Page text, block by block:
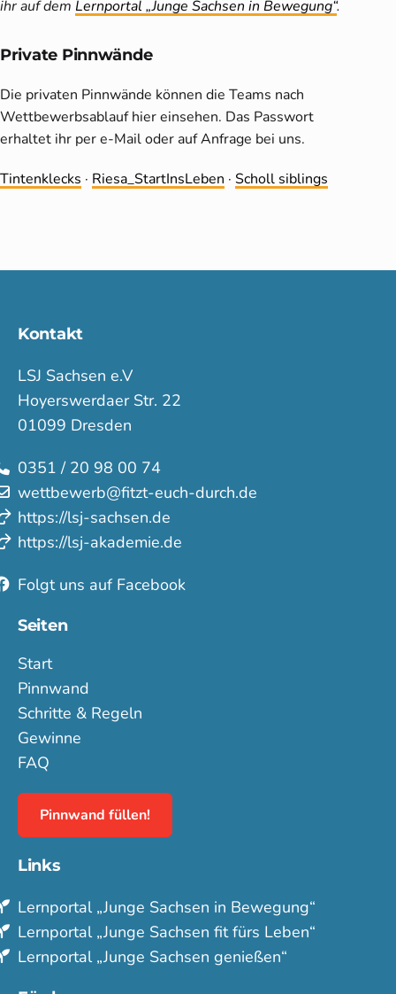
ihr auf dem Lernportal „Junge Sachsen in Bewegung“.
Private Pinnwände
Die privaten Pinnwände können die Teams nach
Wettbewerbsablauf hier einsehen. Das Passwort
erhaltet ihr per e-Mail oder auf Anfrage bei uns.
Tintenklecks · Riesa_StartInsLeben · Scholl siblings
Kontakt
LSJ Sachsen e.V
Hoyerswerdaer Str. 22
01099 Dresden
0351 / 20 98 00 74
wettbewerb@fitzt-euch-durch.de
https://lsj-sachsen.de
https://lsj-akademie.de
Folgt uns auf Facebook
Seiten
Start
Pinnwand
Schritte & Regeln
Gewinne
FAQ
Pinnwand füllen!
Links
Lern­portal „Junge Sachsen in Bewegung“
Lern­portal „Junge Sachsen fit fürs Leben“
Lern­portal „Junge Sachsen genießen“